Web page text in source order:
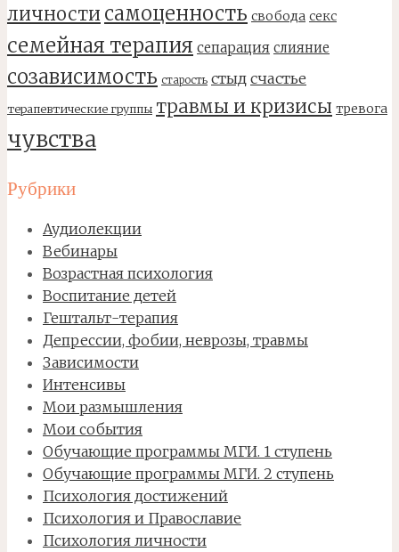
личности самоценность свобода секс
семейная терапия сепарация слияние
созависимость старость стыд счастье
терапевтические группы травмы и кризисы тревога
чувства
Рубрики
Аудиолекции
Вебинары
Возрастная психология
Воспитание детей
Гештальт-терапия
Депрессии, фобии, неврозы, травмы
Зависимости
Интенсивы
Мои размышления
Мои события
Обучающие программы МГИ. 1 ступень
Обучающие программы МГИ. 2 ступень
Психология достижений
Психология и Православие
Психология личности